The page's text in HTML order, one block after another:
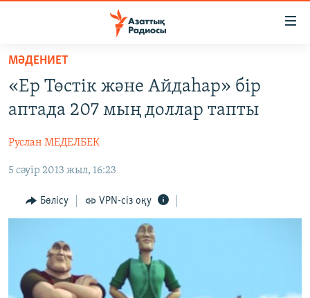
Skip
main
content
to
Navigation
САЯСАТ
ҚАҢТАР ОҚИҒАСЫ
АДАМ ҚҰҚЫҚТАРЫ
ӘЛЕУМЕТ
АРНАЙЫ ЖОБАЛАР
Русский
МӘДЕНИЕТ
«Ер Төстік және Айдаһар» бір
аптада 207 мың доллар тапты
Руслан МЕДЕЛБЕК
5 сәуір 2013 жыл, 16:23
Бөлісу VPN-сіз оқу